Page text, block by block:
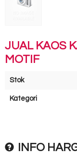
JUAL KAOS
MOTIF
Stok
Kategori
INFO